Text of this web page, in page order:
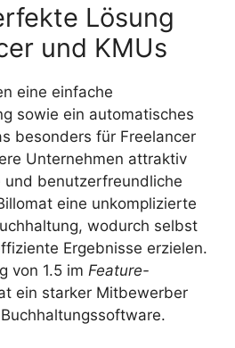
Lösung
und KMUs
eine einfache
sowie ein automatisches
besonders für Freelancer
Unternehmen attraktiv
und benutzerfreundliche
eine unkomplizierte
wodurch selbst
Ergebnisse erzielen.
von 1.5 im Feature-
ein starker Mitbewerber